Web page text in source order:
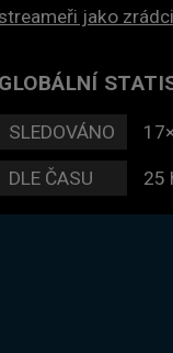
jako
GLOBÁLNÍ
SLEDOVÁNO 17×
DLE ČASU 25